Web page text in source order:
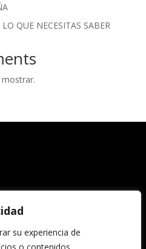
su experiencia de
QUE NECESITAS SABER